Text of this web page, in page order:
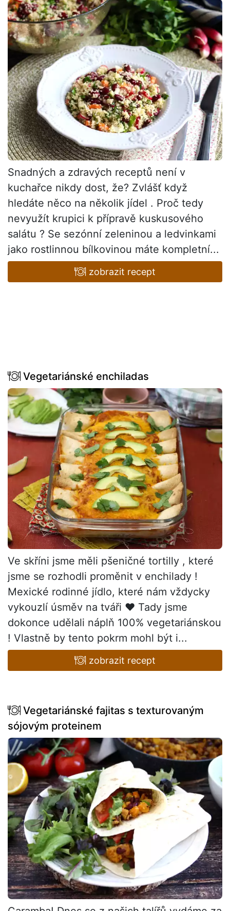
Snadných a zdravých receptů není v
kuchařce nikdy dost, že? Zvlášť když
hledáte něco na několik jídel . Proč tedy
nevyužít krupici k přípravě kuskusového
salátu ? Se sezónní zeleninou a ledvinkami
jako rostlinnou bílkovinou máte kompletní...
zobrazit recept
Vegetariánské enchiladas
Ve skříni jsme měli pšeničné tortilly , které
jsme se rozhodli proměnit v enchilady !
Mexické rodinné jídlo, které nám vždycky
vykouzlí úsměv na tváři ♥ Tady jsme
dokonce udělali náplň 100% vegetariánskou
! Vlastně by tento pokrm mohl být i...
zobrazit recept
Vegetariánské fajitas s texturovaným
sójovým proteinem